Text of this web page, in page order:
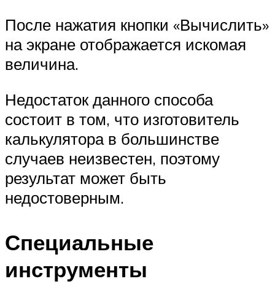
После нажатия кнопки «Вычислить»
на экране отображается искомая
величина.
Недостаток данного способа
состоит в том, что изготовитель
калькулятора в большинстве
случаев неизвестен, поэтому
результат может быть
недостоверным.
Специальные
инструменты